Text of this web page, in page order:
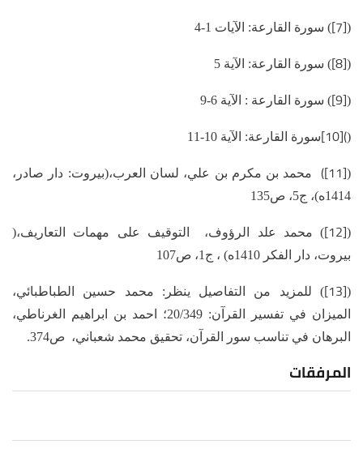
(
[7]) سورة القارعة: الآيات 1-4
(
[8]) سورة القارعة: الآية 5
(
[9]) سورة القارعة : الآية 6-9
(
(
[10]سورة القارعة: الآية 10-11
(
([11] محمد بن مكرم بن علي، لسان العرب،(بيروت: دار صادر،
1414ه)، ج5، ص135
(
[12]) محمد علد الرؤوف، التوقيف على مهمات التعاريف،(
بيروت، دار الفكر 1410ه) ، ج1، ص107
(
[13]) للمزيد من التفاصيل ينظر: محمد حسين الطباطبائي،
الميزان في تفسير القرآن: 20/349؛ احمد بن ابراهيم الغرناطي،
البرهان في تناسب سور القرآن، تحقيق محمد شعباني، ص374.
المرفقات